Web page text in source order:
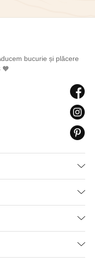
bucurie și plăcere
🧡